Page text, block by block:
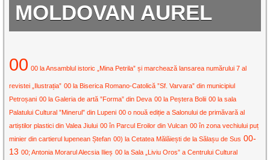
MOLDOVAN AUREL
00 00 la Ansamblul istoric „Mina Petrila” și marchează lansarea numărului 7 al
revistei „Ilustrația” 00 la Biserica Romano-Catolică ”Sf. Varvara” din municipiul
Petroșani 00 la Galeria de artă ”Forma” din Deva 00 la Peștera Bolii 00 la sala
Palatului Cultural ”Minerul” din Lupeni 00 o nouă ediție a Salonului de primăvară al
artiștilor plastici din Valea Jiului 00 în Parcul Eroilor din Vulcan 00 în zona vechiului puț
minier din cartierul lupenean Ștefan 00) la Cetatea Mălăiești de la Sălașu de Sus 00-
13 00; Antonia Morarul Alecsia Ilieș 00 la Sala „Liviu Oros” a Centrului Cultural